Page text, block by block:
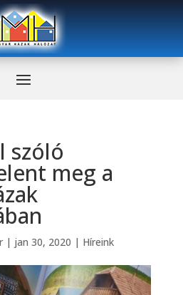
szóló
meg a
| jan 30, 2020 | Híreink